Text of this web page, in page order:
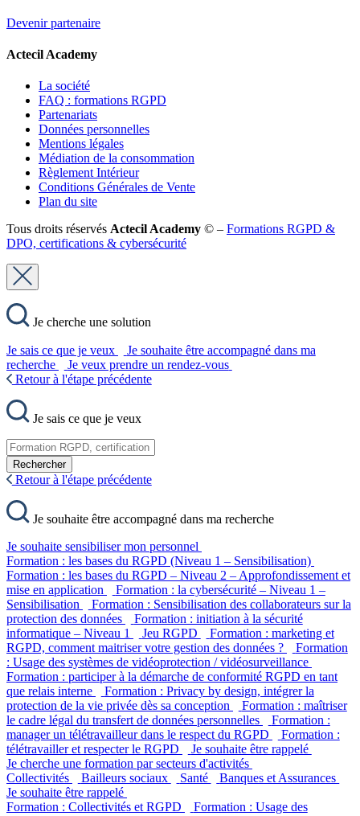
Devenir partenaire
Actecil Academy
La société
FAQ : formations RGPD
Partenariats
Données personnelles
Mentions légales
Médiation de la consommation
Règlement Intérieur
Conditions Générales de Vente
Plan du site
Tous droits réservés Actecil Academy © – Formations RGPD &
DPO, certifications & cybersécurité
Je cherche une solution
Je sais ce que je veux
Je souhaite être accompagné dans ma
recherche
Je veux prendre un rendez-vous
Retour à l'étape précédente
Je sais ce que je veux
Rechercher
Retour à l'étape précédente
Je souhaite être accompagné dans ma recherche
Je souhaite sensibiliser mon personnel
Formation : les bases du RGPD (Niveau 1 – Sensibilisation)
Formation : les bases du RGPD – Niveau 2 – Approfondissement et
mise en application
Formation : la cybersécurité – Niveau 1 –
Sensibilisation
Formation : Sensibilisation des collaborateurs sur la
protection des données
Formation : initiation à la sécurité
informatique – Niveau 1
Jeu RGPD
Formation : marketing et
RGPD, comment maitriser votre gestion des données ?
Formation
: Usage des systèmes de vidéoprotection / vidéosurveillance
Formation : participer à la démarche de conformité RGPD en tant
que relais interne
Formation : Privacy by design, intégrer la
protection de la vie privée dès sa conception
Formation : maîtriser
le cadre légal du transfert de données personnelles
Formation :
manager un télétravailleur dans le respect du RGPD
Formation :
télétravailler et respecter le RGPD
Je souhaite être rappelé
Je cherche une formation par secteurs d'activités
Collectivités
Bailleurs sociaux Santé
Banques et Assurances
Je souhaite être rappelé
Formation : Collectivités et RGPD
Formation : Usage des